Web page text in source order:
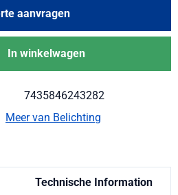
aanvragen
In winkelwagen
7435846243282
Meer van Belichting
Technische Information